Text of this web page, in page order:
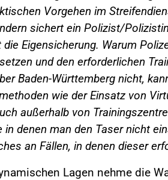
Vorgehen im
sichert ein Polizist/
die Eigensicherung. Warum
und den erforderlichen
Baden-Württemberg nicht,
wie der Einsatz von
außerhalb von
in denen man den Taser nicht
an Fällen, in denen dieser
Lagen nehme die